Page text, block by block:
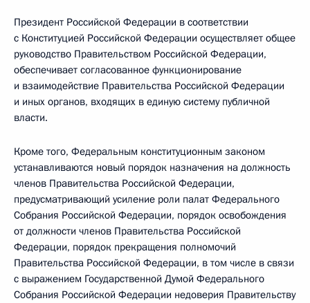
Президент Российской Федерации в соответствии
с Конституцией Российской Федерации осуществляет общее
руководство Правительством Российской Федерации,
обеспечивает согласованное функционирование
и взаимодействие Правительства Российской Федерации
и иных органов, входящих в единую систему публичной
власти.
Кроме того, Федеральным конституционным законом
устанавливаются новый порядок назначения на должность
членов Правительства Российской Федерации,
предусматривающий усиление роли палат Федерального
Собрания Российской Федерации, порядок освобождения
от должности членов Правительства Российской
Федерации, порядок прекращения полномочий
Правительства Российской Федерации, в том числе в связи
с выражением Государственной Думой Федерального
Собрания Российской Федерации недоверия Правительству